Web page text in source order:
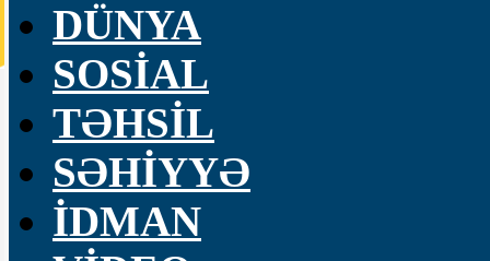
DÜNYA
SOSİAL
TƏHSİL
SƏHİYYƏ
İDMAN